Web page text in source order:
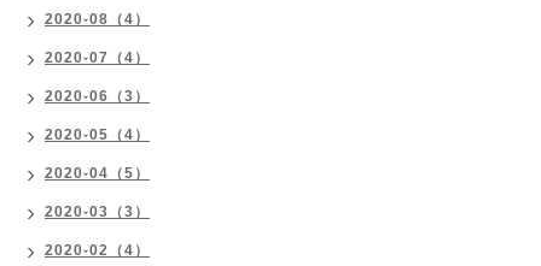
2020-08（4）
2020-07（4）
2020-06（3）
2020-05（4）
2020-04（5）
2020-03（3）
2020-02（4）